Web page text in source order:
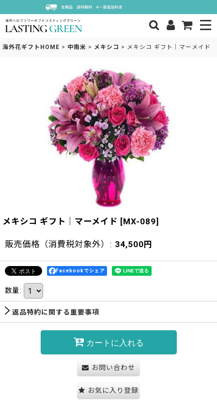
海外花ギフトHOME > 中南米 > メキシコ > メキシコ ギフト｜マーメイド
メキシコ ギフト｜マーメイド [MX-089]
販売価格（消費税対象外） : 34,500 円
Facebookでシェア
数量:
返品特約に関する重要事項
カートに入れる
お問い合わせ
お気に入り登録